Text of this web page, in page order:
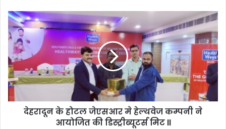
देहरादून के होटल जेएसआर मे हेल्थवेज कम्पनी ने
आयोजित की डिस्ट्रीब्यूटर्स मिट ll